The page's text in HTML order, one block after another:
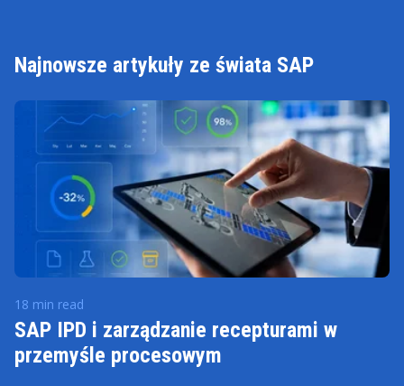
Najnowsze artykuły ze świata SAP
18 min read
SAP IPD i zarządzanie recepturami w
przemyśle procesowym